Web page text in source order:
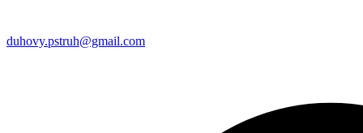
duhovy.pstruh@gmail.com